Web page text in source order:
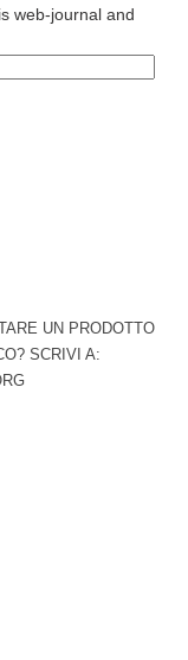
web-journal and
UN PRODOTTO
SCRIVI A: